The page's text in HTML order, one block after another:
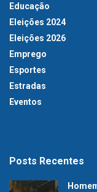
Educação
Eleições 2024
Eleições 2026
Emprego
Esportes
Estradas
Eventos
Posts Recentes